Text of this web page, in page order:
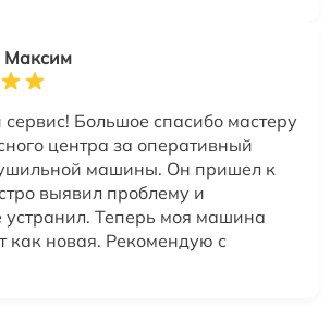
Максим
Большое спасибо мастеру
центра за оперативный
машины. Он пришел к
выявил проблему и
устранил. Теперь моя машина
как новая. Рекомендую с